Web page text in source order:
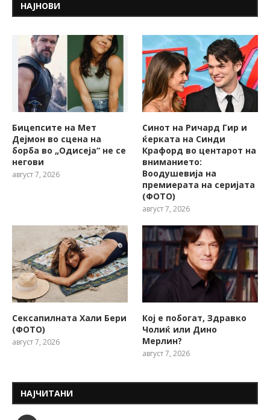
НАЈНОВИ
Бицепсите на Мет
Дејмон во сцена на
борба во „Одисеја“ не се
негови
август 7, 2026
Синот на Ричард Гир и
ќерката на Синди
Крафорд во центарот на
вниманието:
Воодушевија на
премиерата на серијата
(ФОТО)
август 7, 2026
Сексапилната Хали Бери
(ФОТО)
август 7, 2026
Кој е побогат, Здравко
Чолиќ или Дино
Мерлин?
август 7, 2026
НАЈЧИТАНИ